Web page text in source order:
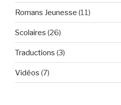
Romans Jeunesse (11)
Scolaires (26)
Traductions (3)
Vidéos (7)